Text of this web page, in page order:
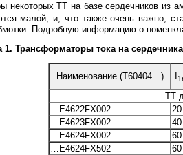
некоторых ТТ на базе сердечников из
малой, и, что также очень важно,
Подробную информацию о
1. Трансформаторы тока на
Наименование (T60404…)
ТТ
…E4622FX002
20
…E4623FX002
40
…E4624FX002
60
…E4624FX502
60